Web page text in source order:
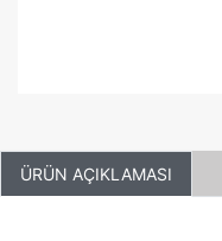
ÜRÜN AÇIKLAMASI